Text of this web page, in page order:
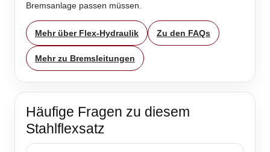
Bremsanlage passen müssen.
Mehr über Flex-Hydraulik Zu den FAQs
Mehr zu Bremsleitungen
Häufige Fragen zu diesem
Stahlflexsatz